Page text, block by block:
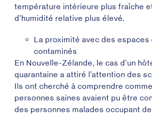
température intérieure plus fraîche
d’humidité relative plus élevé.
La proximité avec des espaces
contaminés
En Nouvelle-Zélande, le cas d’un
quarantaine a attiré l’attention des
Ils ont cherché à comprendre
personnes saines avaient pu être
des personnes malades occupant